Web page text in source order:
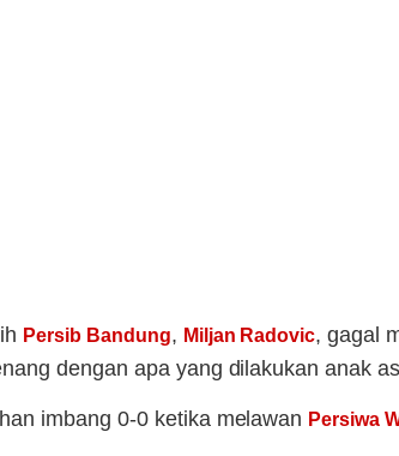
Persib Bandung, Miljan Radovic, gagal
dengan apa yang dilakukan anak
imbang 0-0 ketika melawan Persiwa